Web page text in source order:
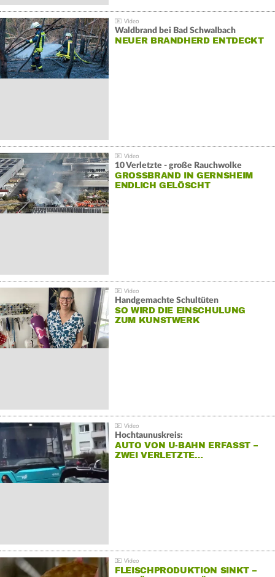
Waldbrand bei Bad Schwalbach
NEUER BRANDHERD ENTDECKT
10 Verletzte - große Rauchwolke
GROSSBRAND IN GERNSHEIM E
NDLICH GELÖSCHT
Handgemachte Schultüten
SO WIRD DIE EINSCHULUNG
ZUM KUNSTWERK
Hochtaunuskreis:
AUTO VON U-BAHN ERFASST –
ZWEI VERLETZTE…
FLEISCHPRODUKTION SINKT –